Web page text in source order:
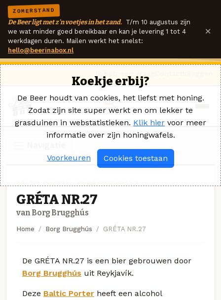
ZOMERSTAND
De Beer ligt met z'n voetjes in het zand. T/m 10 augustus zijn
we wat minder goed bereikbaar en kan je levering 1 tot 4
werkdagen duren. Mailen werkt het snelst:
hello@beerinabox.nl
×
GRÉTA NR.27
van Borg Brugghús
Home Borg Brugghús GRÉTA NR.27
De GRÉTA NR.27 is een bier gebrouwen door
Borg Brugghús uit Reykjavík.
Deze Baltic Porter heeft een alcohol
Koekje erbij?
De Beer houdt van cookies, het liefst met honing.
Zodat zijn site super werkt en om lekker te
grasduinen in webstatistieken. Klik hier voor meer
informatie over zijn honingwafels.
Voorkeuren Cookies toestaan